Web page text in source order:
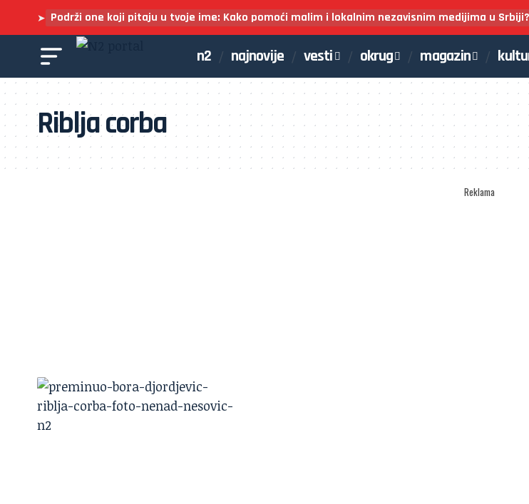
➤ Podrži one koji pitaju u tvoje ime: Kako pomoći malim i lokalnim nezavisnim medijima u Srbiji?
n2 najnovije vesti okrug magazin
Riblja corba
Reklama